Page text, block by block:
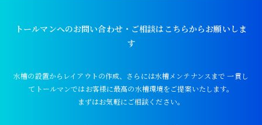
トールマンへのお問い合わせ・ご相談はこちらからお願いしま
す
水槽の設置からレイアウトの作成、さらには水槽メンテナンスまで 一貫し
てトールマンではお客様に最高の水槽環境をご提案いたします。
まずはお気軽にご相談ください。